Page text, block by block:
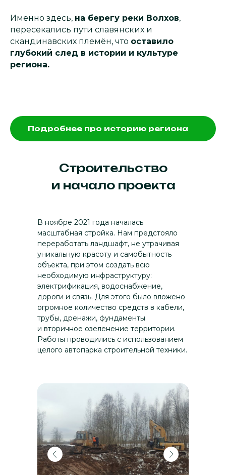
Именно здесь, на берегу реки Волхов,
пересекались пути славянских и
скандинавских племён, что оставило
глубокий след в истории и культуре
региона.
Подробнее про историю региона
XVI-XVIII века
В 1500 году Новгород
окончательно стал частью
Московского царства. В 1611—
политическую мощь. В XV
веке Новгород оказался под
давлением Московского
княжества, и в 1471 году Иван
III присоединил его, положив
конец независимости.
XX век — ВОВ
В 1941 году советские войска
ключевые рубежи на пути
к Ленинграду. Несмотря
на тяжёлые бои и оккупацию, эта
земля стала символом мужества
и стойкости, а её освобождение
в 1943 году сыграло важную роль
в ходе войны.
Строительство
и начало проекта
В ноябре 2021 года началась
масштабная стройка. Нам предстояло
переработать ландшафт, не утрачивая
уникальную красоту и самобытность
объекта, при этом создать всю
необходимую инфраструктуру:
электрификация, водоснабжение,
дороги и связь. Для этого было вложено
огромное количество средств в кабели,
трубы, дренажи, фундаменты
и вторичное озеленение территории.
Работы проводились с использованием
целого автопарка строительной техники.